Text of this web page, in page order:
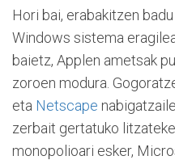
Hori bai, erabakitzen
Windows sistema
baietz, Applen ametsak
zoroen modura.
eta Netscape
zerbait gertatuko
monopolioari esker,